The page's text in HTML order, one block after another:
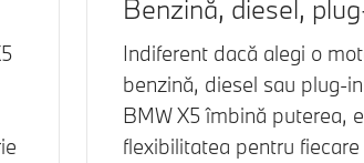
Benzină, diesel,
Indiferent dacă alegi o
benzină, diesel sau plug-
BMW X5îmbină puterea,
flexibilitatea pentru fiecare